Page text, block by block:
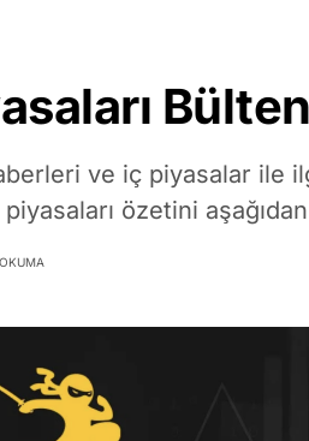
ve iç piyasalar ile
özetini